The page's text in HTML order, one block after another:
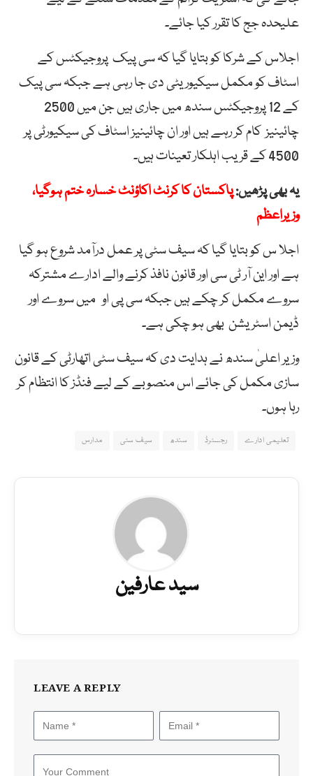
علیحدہ جج کا تقرر کیا جائے۔
اجلاس کے شرکا کو بتایا گیا کہ سی پیک پروجیکٹس کے
اسٹاف کو مکمل سیکیوریٹی دی جا رہی ہے جبکہ سی پیک
کے 12 پروجیکٹس سندھ میں جاری ہیں جن میں 2500
چائینیز کام کر رہے ہیں اور ان چائینیز اسٹاف کی سیکیورٹی پر
4500 کے قریب اہلکار تعینات ہیں۔
یہ بھی پڑھیں:پاکستان کا کرنٹ اکاؤنٹ خسارہ ختم ہوگیا،
وزیراعظم
اجلا س کو بتایا گیا کہ سیف سٹی پر عمل درآمد شروع ہو گیا
ہے اور این آر ٹی سی اور قانون نافذ کرنے والے ادارے مشترکہ
سروے مکمل کر چکے ہیں جبکہ سی پی او میں سروے اور
ڈیمن اسٹریشن بھی ہو چکی ہے۔
وزیر اعلیٰ سندھ نے ہدایت دی کہ سیف سٹی اتھارٹی کے قانون
سازی مکمل کی جائے اس منصوبے کے لیے فنڈز کا انتظام کر
رہا ہوں۔
تعلیمی ادارے رجسٹرڈ سندھ سیف سٹی مدارس
سید عارفین
LEAVE A REPLY